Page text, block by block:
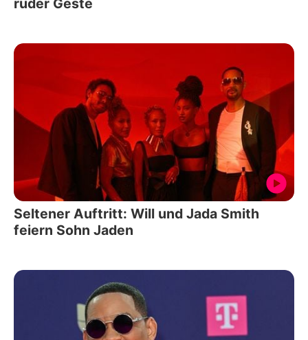
rüder Geste
Seltener Auftritt: Will und Jada Smith
feiern Sohn Jaden